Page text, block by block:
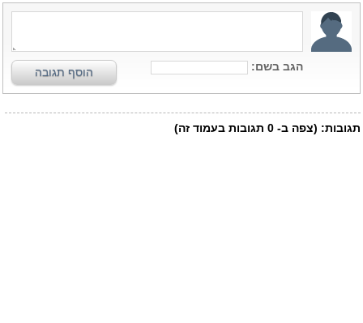
הגב בשם: הוסף תגובה
תגובות: (צפה ב- 0 תגובות בעמוד זה)